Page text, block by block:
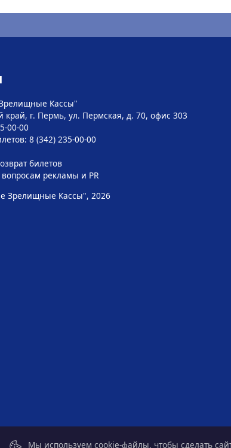
Кассы"
край, г. Пермь, ул. Пермская, д. 70, офис 303
00-00
8 (342) 235-00-00
билетов
рекламы и PR
Зрелищные Кассы", 2026
Мы используем cookie-файлы, чтобы сделать